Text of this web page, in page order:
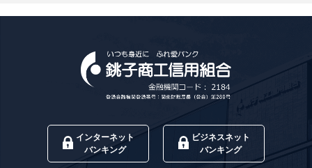
インターネット
バンキング
ビジネスネット
バンキング